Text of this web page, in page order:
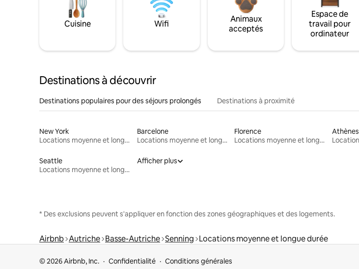
Cuisine Wifi
Animaux
acceptés
Espace de
travail pour
ordinateur
Destinations à découvrir
Destinations populaires pour des séjours prolongés Destinations à proximité
New York
Locations moyenne et longue durée
Barcelone
Locations moyenne et longue durée
Florence
Locations moyenne et longue durée
Athènes
Seattle
Locations moyenne et longue durée
Afficher plus
* Des exclusions peuvent s'appliquer en fonction des zones géographiques et des logements.
Airbnb Autriche Basse-Autriche Senning Locations moyenne et longue durée
© 2026 Airbnb, Inc. Confidentialité Conditions générales